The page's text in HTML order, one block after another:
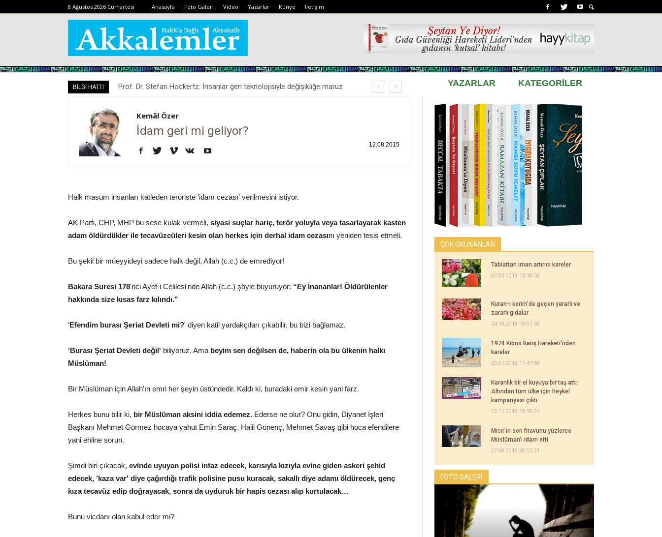
8 Ağustos 2026 Cumartesi Anasayfa Foto Galeri Video Yazarlar Künye İletişim
BİLGİ HATTI
Prof. Dr. Stefan Hockertz: İnsanlar gen teknolojisiyle değişikliğe maruz
YAZARLAR KATEGORİLER
Kemâl Özer
İdam geri mi geliyor?
12.08.2015
Halk masum insanları katleden teröriste ‘idam cezası' verilmesini istiyor.
AK Parti, CHP, MHP bu sese kulak vermeli, siyasi suçlar hariç, terör yoluyla veya tasarlayarak kasten
adam öldürdükler ile tecavüzcüleri kesin olan herkes için derhal idam cezasını yeniden tesis etmeli.
Bu şekil bir müeyyideyi sadece halk değil, Allah (c.c.) de emrediyor!
Bakara Suresi 178'nci Ayet-i Celilesi'nde Allah (c.c.) şöyle buyuruyor: “Ey İnananlar! Öldürülenler
hakkında size kısas farz kılındı.”
‘Efendim burası Şeriat Devleti mi?' diyen katil yardakçıları çıkabilir, bu bizi bağlamaz.
‘Burası Şeriat Devleti değil' biliyoruz. Ama beyim sen değilsen de, haberin ola bu ülkenin halkı
Müslüman!
Bir Müslüman için Allah'ın emri her şeyin üstündedir. Kaldı ki, buradaki emir kesin yani farz.
Herkes bunu bilir ki, bir Müslüman aksini iddia edemez. Ederse ne olur? Onu gidin, Diyanet İşleri
Başkanı Mehmet Görmez hocaya yahut Emin Saraç, Halil Gönenç, Mehmet Savaş gibi hoca efendilere
yani ehline sorun.
Şimdi biri çıkacak, evinde uyuyan polisi infaz edecek, karısıyla kızıyla evine giden askeri şehid
edecek, ‘kaza var' diye çağırdığı trafik polisine pusu kuracak, sakallı diye adamı öldürecek, genç
kıza tecavüz edip doğrayacak, sonra da uyduruk bir hapis cezası alıp kurtulacak…
Bunu vicdanı olan kabul eder mi?
ÇOK OKUNANLAR
Tabiattan iman artırıcı kareler
07.05.2018 13:18:58
Kuran-ı kerim'de geçen yararlı ve
zararlı gıdalar
24.10.2018 18:07:58
1974 Kıbrıs Barış Hareketi'nden
kareler
20.07.2018 11:47:58
Karanlık bir el kuyuya bir taş attı:
Altından tüm ülke için heykel
kampanyası çıktı
13.11.2018 19:59:09
Mısır'ın son firavunu yüzlerce
Müslüman'ı idam etti
27.08.2018 20:51:21
FOTO GALERİ